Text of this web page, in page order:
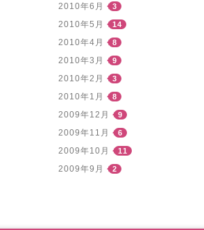
2010年6月 3
2010年5月 14
2010年4月 8
2010年3月 9
2010年2月 3
2010年1月 8
2009年12月 9
2009年11月 6
2009年10月 11
2009年9月 2